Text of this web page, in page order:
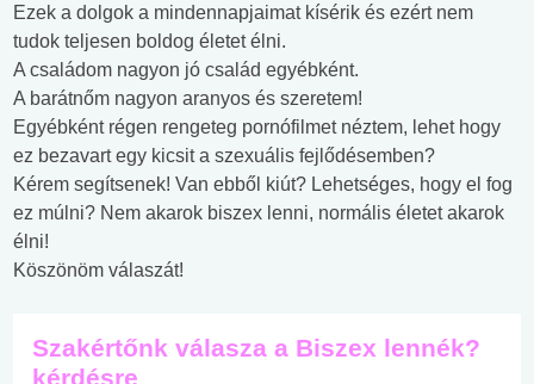
Ezek a dolgok a mindennapjaimat kísérik és ezért nem
tudok teljesen boldog életet élni.
A családom nagyon jó család egyébként.
A barátnőm nagyon aranyos és szeretem!
Egyébként régen rengeteg pornófilmet néztem, lehet hogy
ez bezavart egy kicsit a szexuális fejlődésemben?
Kérem segítsenek! Van ebből kiút? Lehetséges, hogy el fog
ez múlni? Nem akarok biszex lenni, normális életet akarok
élni!
Köszönöm válaszát!
Szakértőnk válasza a Biszex lennék?
kérdésre